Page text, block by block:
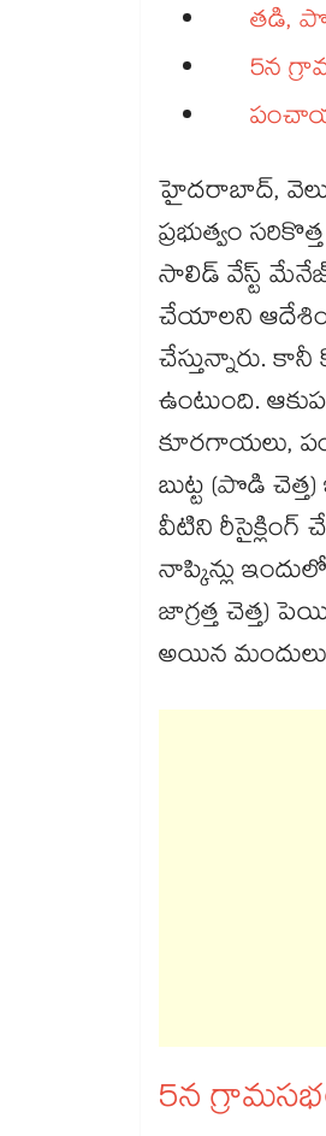
తడి,
5న
హైదరాబాద్,
ప్రభుత్వం
సాలిడ్‌‌‌‌‌‌‌‌ వేస్ట్‌‌‌‌‌‌‌‌
చేయాలని
చేస్తున్నారు.
ఉంటుంది.
కూరగాయలు,
బుట్ట (పొడి
వీటిని రీసైక్లింగ్‌‌‌‌‌‌‌‌
నాప్కిన్లు
జాగ్రత్త చెత్త)
అయిన
5న